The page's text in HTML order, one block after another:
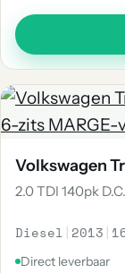
Volkswagen
2.0 TDI 140pk
Diesel | 2013 |
Direct leverbaar